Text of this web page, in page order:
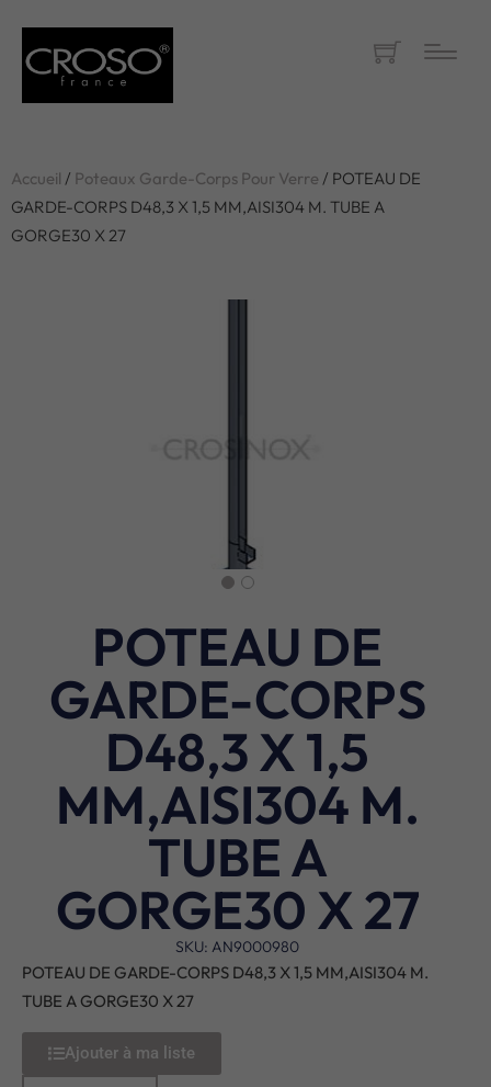
Accueil / Poteaux Garde-Corps Pour Verre / POTEAU DE
GARDE-CORPS D48,3 X 1,5 MM,AISI304 M. TUBE A
GORGE30 X 27
POTEAU DE
GARDE-CORPS
D48,3 X 1,5
MM,AISI304 M.
TUBE A
GORGE30 X 27
SKU: AN9000980
POTEAU DE GARDE-CORPS D48,3 X 1,5 MM,AISI304 M.
TUBE A GORGE30 X 27
Ajouter à ma liste